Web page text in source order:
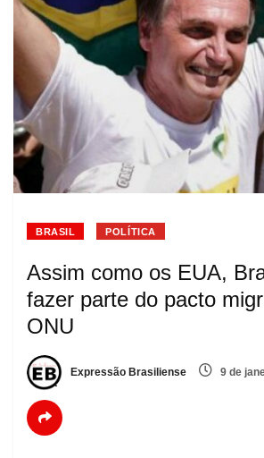
BRASIL POLÍTICA
Assim como os EUA,
fazer parte do pacto
ONU
Expressão Brasiliense 9 de